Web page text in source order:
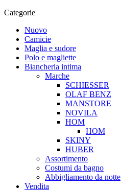
Categorie
Nuovo
Camicie
Maglia e sudore
Polo e magliette
Biancheria intima
Marche
SCHIESSER
OLAF BENZ
MANSTORE
NOVILA
HOM
HOM
SKINY
HUBER
Assortimento
Costumi da bagno
Abbigliamento da notte
Vendita